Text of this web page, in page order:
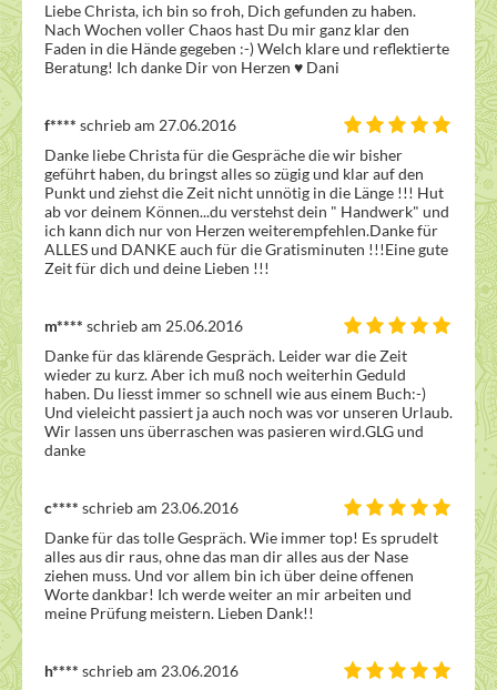
Liebe Christa, ich bin so froh, Dich gefunden zu haben.
Nach Wochen voller Chaos hast Du mir ganz klar den
Faden in die Hände gegeben :-) Welch klare und reflektierte
Beratung! Ich danke Dir von Herzen ♥ Dani
f**** schrieb am 27.06.2016
Danke liebe Christa für die Gespräche die wir bisher
geführt haben, du bringst alles so zügig und klar auf den
Punkt und ziehst die Zeit nicht unnötig in die Länge !!! Hut
ab vor deinem Können...du verstehst dein " Handwerk" und
ich kann dich nur von Herzen weiterempfehlen.Danke für
ALLES und DANKE auch für die Gratisminuten !!!Eine gute
Zeit für dich und deine Lieben !!!
m**** schrieb am 25.06.2016
Danke für das klärende Gespräch. Leider war die Zeit
wieder zu kurz. Aber ich muß noch weiterhin Geduld
haben. Du liesst immer so schnell wie aus einem Buch:-)
Und vieleicht passiert ja auch noch was vor unseren Urlaub.
Wir lassen uns überraschen was pasieren wird.GLG und
danke
c**** schrieb am 23.06.2016
Danke für das tolle Gespräch. Wie immer top! Es sprudelt
alles aus dir raus, ohne das man dir alles aus der Nase
ziehen muss. Und vor allem bin ich über deine offenen
Worte dankbar! Ich werde weiter an mir arbeiten und
meine Prüfung meistern. Lieben Dank!!
h**** schrieb am 23.06.2016